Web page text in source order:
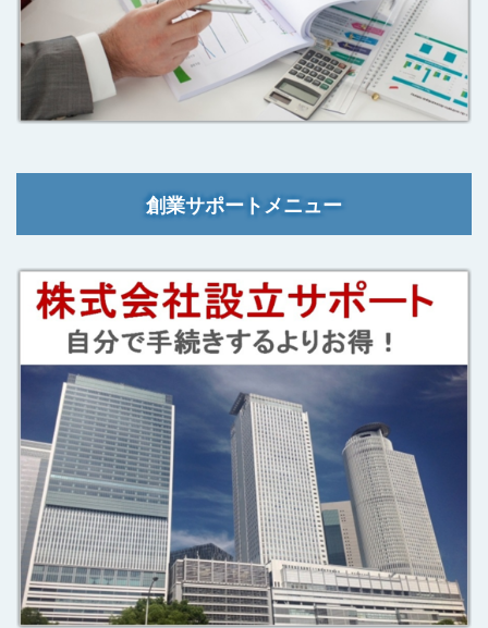
創業サポートメニュー